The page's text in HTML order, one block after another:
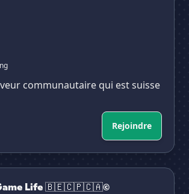
communautaire qui est suisse
Rejoindre
Life 🇧🇪🇨🇵🇨🇦©